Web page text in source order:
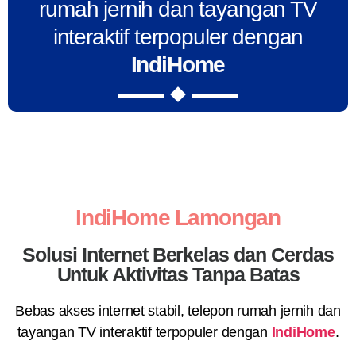
rumah jernih dan tayangan TV
interaktif terpopuler dengan
IndiHome
IndiHome Lamongan
Solusi Internet Berkelas dan Cerdas
Untuk Aktivitas Tanpa Batas
Bebas akses internet stabil, telepon rumah jernih dan
tayangan TV interaktif terpopuler dengan IndiHome.